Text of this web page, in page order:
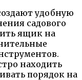
удобную
садового
ящик на
находить
порядок на